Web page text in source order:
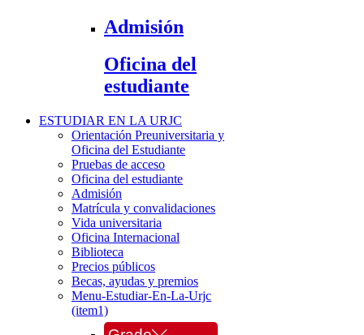
Admisión
Oficina del
estudiante
ESTUDIAR EN LA URJC
Orientación Preuniversitaria y
Oficina del Estudiante
Pruebas de acceso
Oficina del estudiante
Admisión
Matrícula y convalidaciones
Vida universitaria
Oficina Internacional
Biblioteca
Precios públicos
Becas, ayudas y premios
Menu-Estudiar-En-La-Urjc
(item1)